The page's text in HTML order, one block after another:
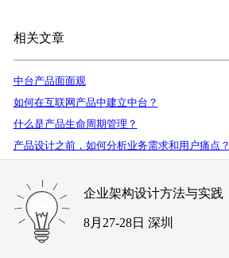
相关文章
中台产品面面观
如何在互联网产品中建立中台？
什么是产品生命周期管理？
产品设计之前，如何分析业务需求和用户痛点？